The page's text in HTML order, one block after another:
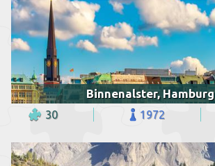
Binnenalster, Hamburg
30 1972